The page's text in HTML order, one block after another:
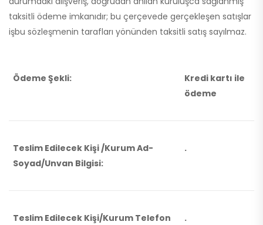
taksitli ödeme imkanıdır; bu çerçevede gerçekleşen satışlar
işbu sözleşmenin tarafları yönünden taksitli satış sayılmaz.
Ödeme Şekli:
Kredi kartı ile
ödeme
Teslim Edilecek Kişi /Kurum Ad-
Soyad/Unvan Bilgisi:
.
Teslim Edilecek Kişi/Kurum Telefon
.